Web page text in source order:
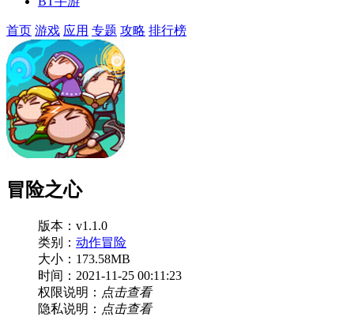
首页 游戏 应用 专题 攻略 排行榜
冒险之心
版本：v1.1.0
类别： 动作冒险
大小：173.58MB
时间：2021-11-25 00:11:23
权限说明： 点击查看
隐私说明： 点击查看